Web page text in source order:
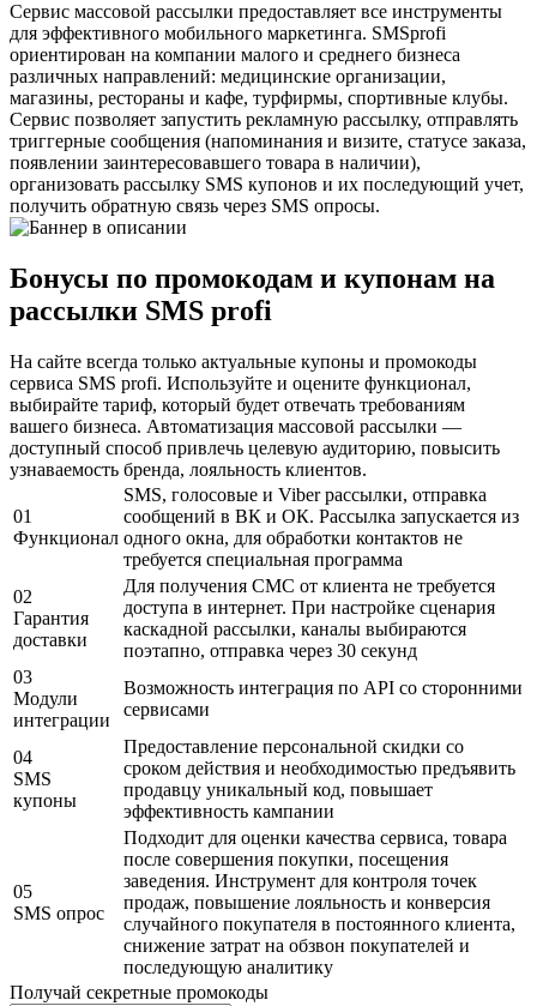
Сервис массовой рассылки предоставляет все инструменты
для эффективного мобильного маркетинга. SMSprofi
ориентирован на компании малого и среднего бизнеса
различных направлений: медицинские организации,
магазины, рестораны и кафе, турфирмы, спортивные клубы.
Сервис позволяет запустить рекламную рассылку, отправлять
триггерные сообщения (напоминания и визите, статусе заказа,
появлении заинтересовавшего товара в наличии),
организовать рассылку SMS купонов и их последующий учет,
получить обратную связь через SMS опросы.
Бонусы по промокодам и купонам на
рассылки SMS profi
На сайте всегда только актуальные купоны и промокоды
сервиса SMS profi. Используйте и оцените функционал,
выбирайте тариф, который будет отвечать требованиям
вашего бизнеса. Автоматизация массовой рассылки —
доступный способ привлечь целевую аудиторию, повысить
узнаваемость бренда, лояльность клиентов.
01
Функционал
SMS, голосовые и Viber рассылки, отправка
сообщений в ВК и ОК. Рассылка запускается из
одного окна, для обработки контактов не
требуется специальная программа
02
Гарантия
доставки
Для получения СМС от клиента не требуется
доступа в интернет. При настройке сценария
каскадной рассылки, каналы выбираются
поэтапно, отправка через 30 секунд
03
Модули
интеграции
Возможность интеграция по API со сторонними
сервисами
04
SMS
купоны
Предоставление персональной скидки со
сроком действия и необходимостью предъявить
продавцу уникальный код, повышает
эффективность кампании
05
SMS опрос
Подходит для оценки качества сервиса, товара
после совершения покупки, посещения
заведения. Инструмент для контроля точек
продаж, повышение лояльность и конверсия
случайного покупателя в постоянного клиента,
снижение затрат на обзвон покупателей и
последующую аналитику
Получай секретные промокоды